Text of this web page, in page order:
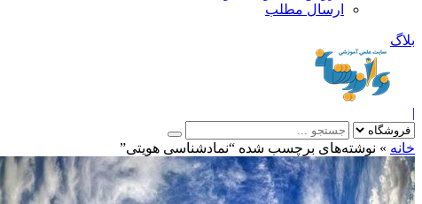
ارسال مطلب
بلاگ
|
خانه » نوشته‌های برچسب شده “نمادشناسی هویتی”